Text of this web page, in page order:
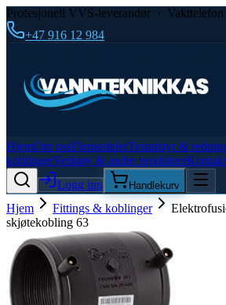
Profesjonell VVS-leverandør · Vakttelefon
+47 916 12 984
HjemOm ossFlensedelerTestutstyr &
koblingerVerktøy & andre produkterKontakt
Logg inn
Handlekurv
Hjem Fittings & koblinger
skjøtekobling 63